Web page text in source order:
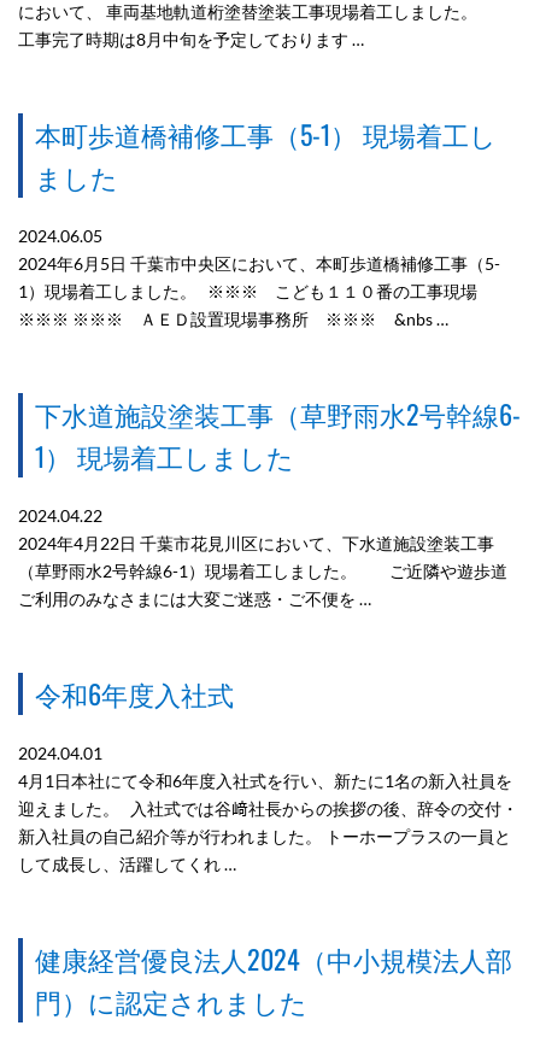
において、 車両基地軌道桁塗替塗装工事現場着工しました。
工事完了時期は8月中旬を予定しております …
本町歩道橋補修工事（5-1） 現場着工し
ました
2024.06.05
2024年6月5日 千葉市中央区において、本町歩道橋補修工事（5-
1）現場着工しました。 ※※※ こども１１０番の工事現場
※※※ ※※※ ＡＥＤ設置現場事務所 ※※※ &nbs …
下水道施設塗装工事（草野雨水2号幹線6-
1） 現場着工しました
2024.04.22
2024年4月22日 千葉市花見川区において、下水道施設塗装工事
（草野雨水2号幹線6-1）現場着工しました。 ご近隣や遊歩道
ご利用のみなさまには大変ご迷惑・ご不便を …
令和6年度入社式
2024.04.01
4月1日本社にて令和6年度入社式を行い、新たに1名の新入社員を
迎えました。 入社式では谷﨑社長からの挨拶の後、辞令の交付・
新入社員の自己紹介等が行われました。 トーホープラスの一員と
して成長し、活躍してくれ …
健康経営優良法人2024（中小規模法人部
門）に認定されました